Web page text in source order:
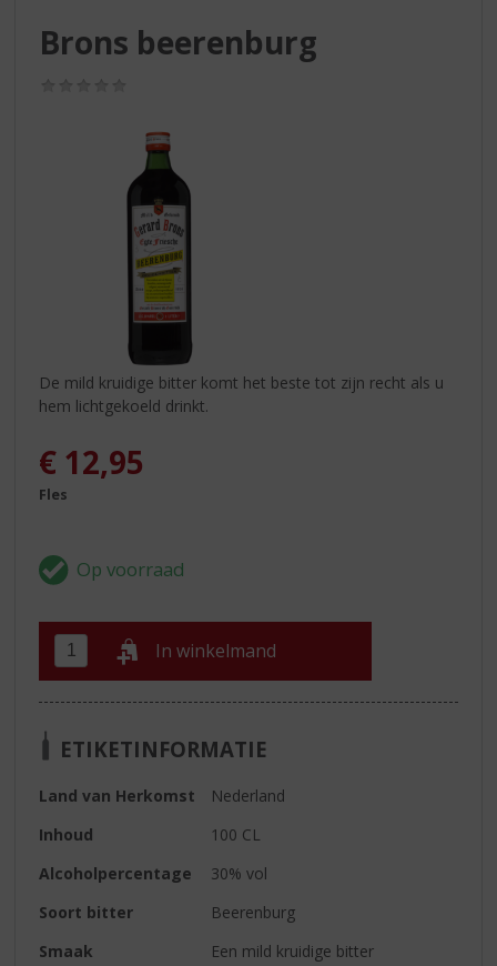
Brons beerenburg
De mild kruidige bitter komt het beste tot zijn recht als u
hem lichtgekoeld drinkt.
€ 12,95
Fles
In winkelmand
ETIKETINFORMATIE
Land van Herkomst
Nederland
Inhoud
100 CL
Alcoholpercentage
30% vol
Soort bitter
Beerenburg
Smaak
Een mild kruidige bitter